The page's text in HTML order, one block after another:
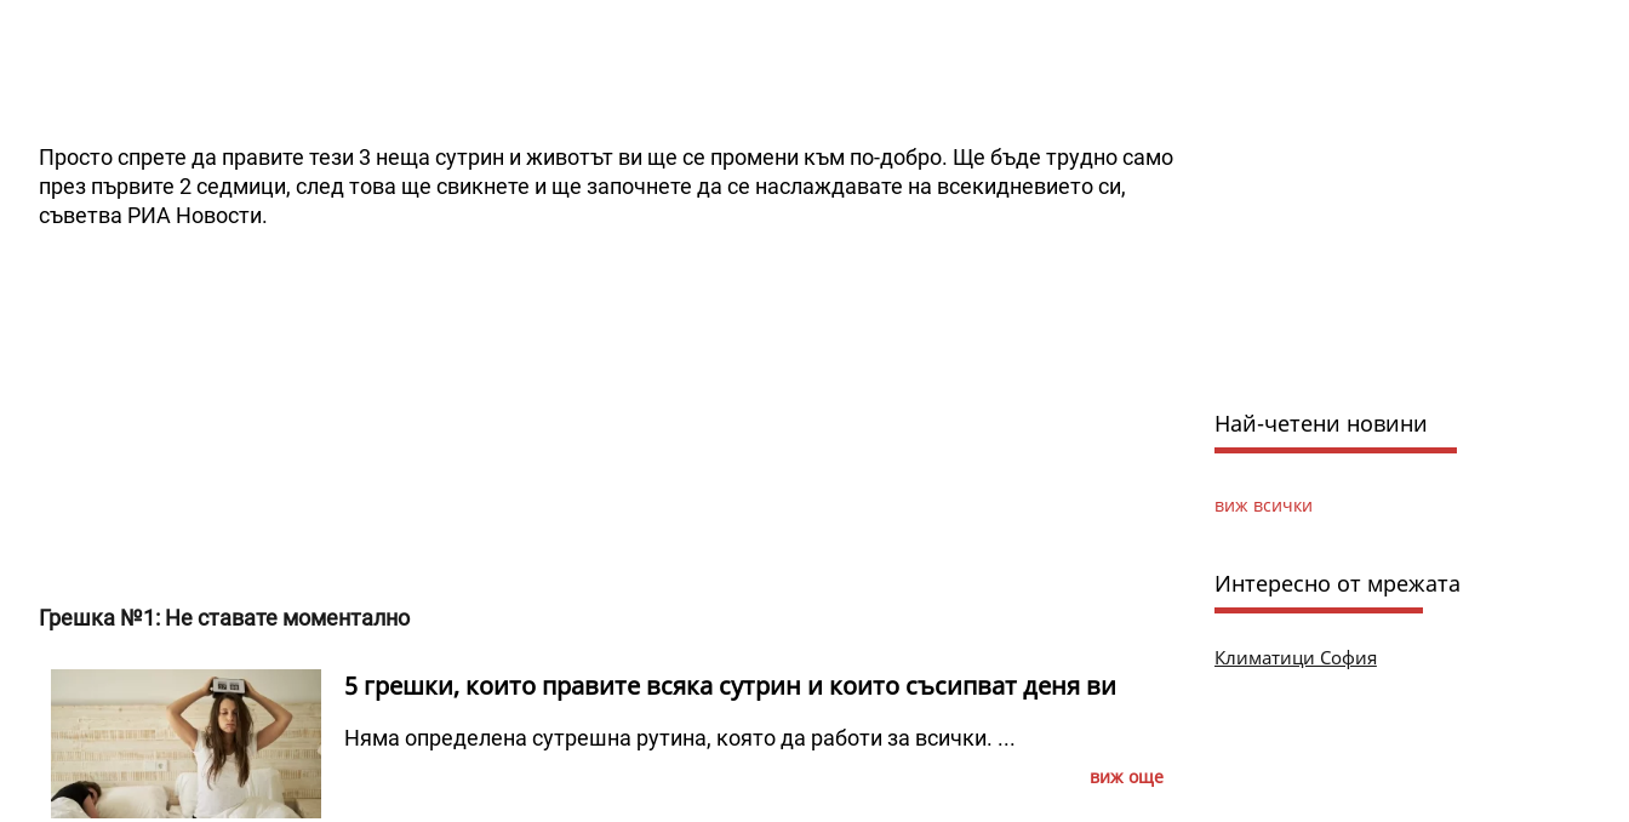
Просто спрете да правите тези 3 неща сутрин и животът ви ще се промени към по-добро. Ще бъде трудно само
през първите 2 седмици, след това ще свикнете и ще започнете да се наслаждавате на всекидневието си,
съветва РИА Новости.
Грешка №1: Не ставате моментално
5 грешки, които правите всяка сутрин и които съсипват деня ви
Няма определена сутрешна рутина, която да работи за всички. ...
виж още
Най-четени новини
виж всички
Интересно от мрежата
Климатици София